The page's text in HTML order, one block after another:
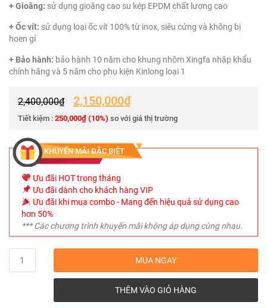
+ Gioăng: sử dụng gioăng cao su kép EPDM chất lượng cao
+ Ốc vít: sử dụng loại ốc vít 100% từ inox, siêu cứng và không bị
hoen gỉ
+ Bảo hành: bảo hành 10 năm cho khung nhôm Xingfa nhập khẩu
chính hãng và 5 năm cho phụ kiện Kinlong loại 1
2,400,000₫ 2,150,000₫
Tiết kiệm : 250,000₫ (10%) so với giá thị trường
KHUYẾN MÃI ĐẶC BIỆT
Ưu đãi HOT trong tháng
Ưu đãi dành cho khách hàng VIP
Ưu đãi khi mua combo - Mang đến hiệu quả sử dụng cao
hơn 50%
*** Các chương trình khuyến mãi không áp dụng cùng nhau.
Quantity
MUA NGAY
THÊM VÀO GIỎ HÀNG